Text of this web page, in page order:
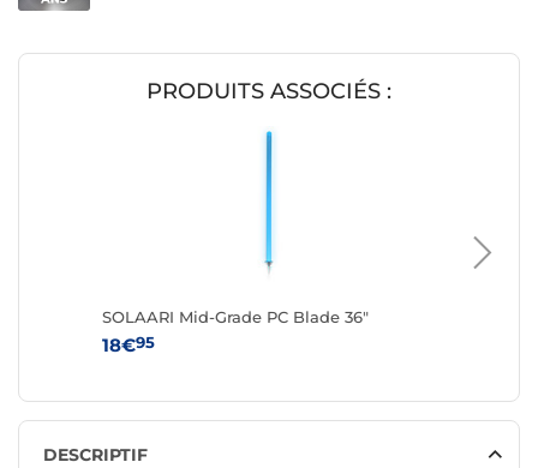
PRODUITS ASSOCIÉS :
SOLAARI Mid-Grade PC Blade 36"
18€95
DESCRIPTIF